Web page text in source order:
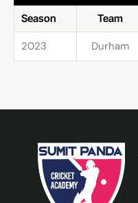
Season Team
2023 Durham